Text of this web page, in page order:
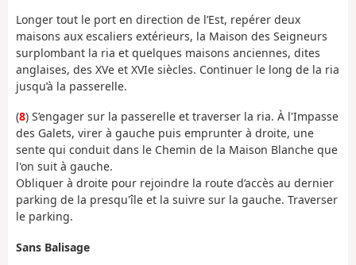
Longer tout le port en direction de l’Est, repérer deux
maisons aux escaliers extérieurs, la Maison des Seigneurs
surplombant la ria et quelques maisons anciennes, dites
anglaises, des XVe et XVIe siècles. Continuer le long de la ria
jusqu’à la passerelle.
(8) S’engager sur la passerelle et traverser la ria. À l'Impasse
des Galets, virer à gauche puis emprunter à droite, une
sente qui conduit dans le Chemin de la Maison Blanche que
l'on suit à gauche.
Obliquer à droite pour rejoindre la route d’accès au dernier
parking de la presqu'île et la suivre sur la gauche. Traverser
le parking.
Sans Balisage